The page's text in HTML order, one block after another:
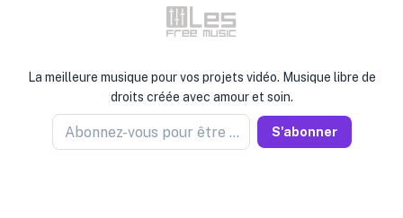
La meilleure musique pour vos projets vidéo. Musique libre de
droits créée avec amour et soin.
Abonnez-vous pour être informé S'abonner